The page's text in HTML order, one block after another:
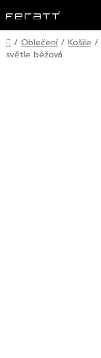
na
obsah
Domů
/ Oblečení / Košile /
světle béžová